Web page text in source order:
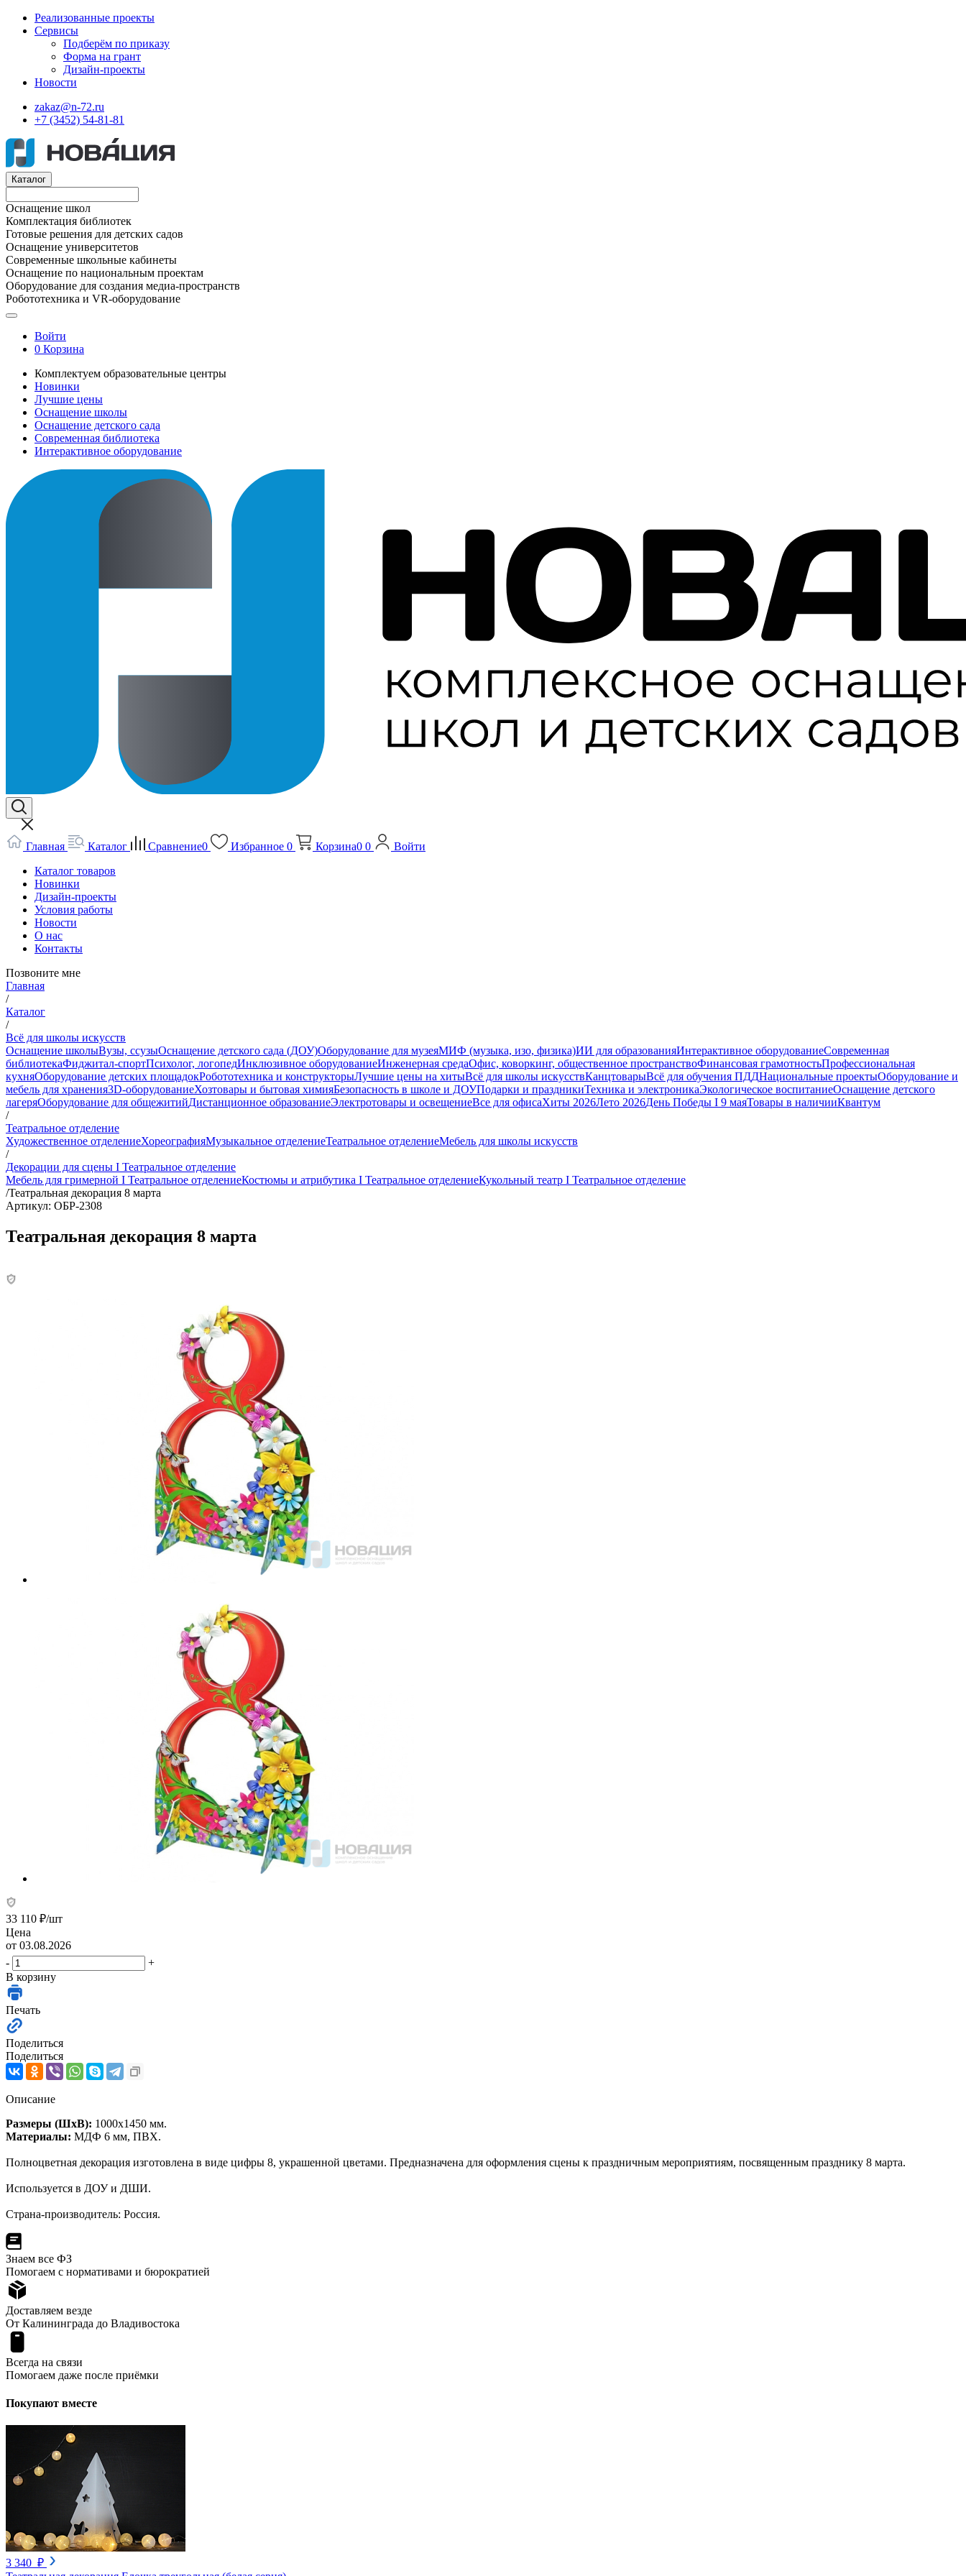
Реализованные проекты
Сервисы
Подберём по приказу
Форма на грант
Дизайн-проекты
Новости
zakaz@n-72.ru
+7 (3452) 54-81-81
Каталог
Оснащение школ
Комплектация библиотек
Готовые решения для детских садов
Оснащение университетов
Современные школьные кабинеты
Оснащение по национальным проектам
Оборудование для создания медиа-пространств
Робототехника и VR-оборудование
Войти
0 Корзина
Комплектуем образовательные центры
Новинки
Лучшие цены
Оснащение школы
Оснащение детского сада
Современная библиотека
Интерактивное оборудование
Главная Каталог Сравнение0 Избранное 0 Корзина0 0
Войти
Каталог товаров
Новинки
Дизайн-проекты
Условия работы
Новости
О нас
Контакты
Позвоните мне
Главная
/
Каталог
/
Всё для школы искусств
Оснащение школыВузы, ссузыОснащение детского сада (ДОУ)Оборудование для музеяМИФ (музыка, изо, физика)ИИ для образованияИнтерактивное оборудованиеСовременная
библиотекаФиджитал-спортПсихолог, логопедИнклюзивное оборудованиеИнженерная средаОфис, коворкинг, общественное пространствоФинансовая грамотностьПрофессиональная
кухняОборудование детских площадокРобототехника и конструкторыЛучшие цены на хитыВсё для школы искусствКанцтоварыВсё для обучения ПДДНациональные проектыОборудование и
мебель для хранения3D-оборудованиеХозтовары и бытовая химияБезопасность в школе и ДОУПодарки и праздникиТехника и электроникаЭкологическое воспитаниеОснащение детского
лагеряОборудование для общежитийДистанционное образованиеЭлектротовары и освещениеВсе для офисаХиты 2026Лето 2026День Победы I 9 маяТовары в наличииКвантум
/
Театральное отделение
Художественное отделениеХореографияМузыкальное отделениеТеатральное отделениеМебель для школы искусств
/
Декорации для сцены I Театральное отделение
Мебель для гримерной I Театральное отделениеКостюмы и атрибутика I Театральное отделениеКукольный театр I Театральное отделение
/Театральная декорация 8 марта
Артикул: ОБР-2308
Театральная декорация 8 марта
33 110 ₽/шт
Цена
от 03.08.2026
-
+
В корзину
Печать
Поделиться
Поделиться
Описание
Размеры (ШхВ): 1000х1450 мм.
Материалы: МДФ 6 мм, ПВХ.
Полноцветная декорация изготовлена в виде цифры 8, украшенной цветами. Предназначена для оформления сцены к праздничным мероприятиям, посвященным празднику 8 марта.
Используется в ДОУ и ДШИ.
Страна-производитель: Россия.
Знаем все ФЗ
Помогаем с нормативами и бюрократией
Доставляем везде
От Калининграда до Владивостока
Всегда на связи
Помогаем даже после приёмки
Покупают вместе
3 340 ₽